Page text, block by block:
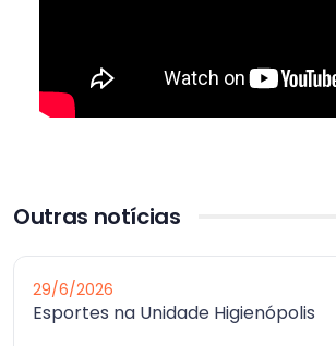
Outras notícias
29/6/2026
Esportes na Unidade Higienópolis